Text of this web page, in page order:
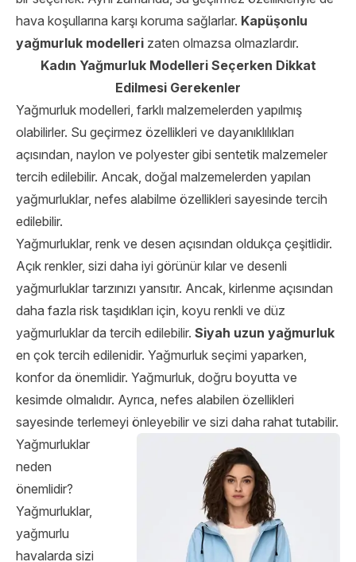
hava koşullarına karşı koruma sağlarlar. Kapüşonlu
yağmurluk modelleri zaten olmazsa olmazlardır.
Kadın Yağmurluk Modelleri Seçerken Dikkat
Edilmesi Gerekenler
Yağmurluk modelleri, farklı malzemelerden yapılmış
olabilirler. Su geçirmez özellikleri ve dayanıklılıkları
açısından, naylon ve polyester gibi sentetik malzemeler
tercih edilebilir. Ancak, doğal malzemelerden yapılan
yağmurluklar, nefes alabilme özellikleri sayesinde tercih
edilebilir.
Yağmurluklar, renk ve desen açısından oldukça çeşitlidir.
Açık renkler, sizi daha iyi görünür kılar ve desenli
yağmurluklar tarzınızı yansıtır. Ancak, kirlenme açısından
daha fazla risk taşıdıkları için, koyu renkli ve düz
yağmurluklar da tercih edilebilir. Siyah uzun yağmurluk
en çok tercih edilenidir. Yağmurluk seçimi yaparken,
konfor da önemlidir. Yağmurluk, doğru boyutta ve
kesimde olmalıdır. Ayrıca, nefes alabilen özellikleri
sayesinde terlemeyi önleyebilir ve sizi daha rahat tutabilir.
Yağmurluklar
neden
önemlidir?
Yağmurluklar,
yağmurlu
havalarda sizi